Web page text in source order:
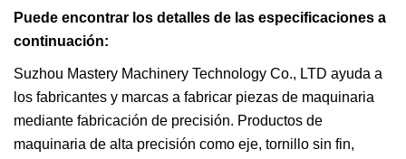
Puede encontrar los detalles de las especificaciones a
continuación:
Suzhou Mastery Machinery Technology Co., LTD ayuda a
los fabricantes y marcas a fabricar piezas de maquinaria
mediante fabricación de precisión. Productos de
maquinaria de alta precisión como eje, tornillo sin fin,